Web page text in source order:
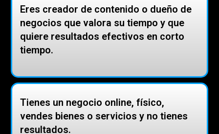
Eres creador de contenido o dueño de
negocios que valora su tiempo y que
quiere resultados efectivos en corto
tiempo.
Tienes un negocio online, físico,
vendes bienes o servicios y no tienes
resultados.